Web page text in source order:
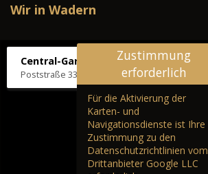
Wir in Wadern
Central-Garage H. Wilhelm
Poststraße 33, 66687 Wadern
Zustimmung
erforderlich
Für die Aktivierung der
Karten- und
Navigationsdienste ist Ihre
Zustimmung zu den
Datenschutzrichtlinien vom
Drittanbieter Google LLC